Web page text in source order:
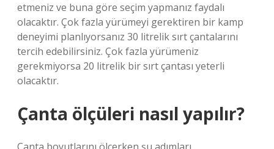
etmeniz ve buna göre seçim yapmanız faydalı
olacaktır. Çok fazla yürümeyi gerektiren bir kamp
deneyimi planlıyorsanız 30 litrelik sırt çantalarını
tercih edebilirsiniz. Çok fazla yürümeniz
gerekmiyorsa 20 litrelik bir sırt çantası yeterli
olacaktır.
Çanta ölçüleri nasıl yapılır?